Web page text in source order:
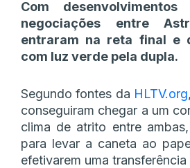
Com
negociações entre
entraram na reta final e
com luz verde pela dupla.
Segundo fontes da HLTV.org
conseguiram chegar a um
clima de atrito entre
para levar a caneta ao
efetivarem uma